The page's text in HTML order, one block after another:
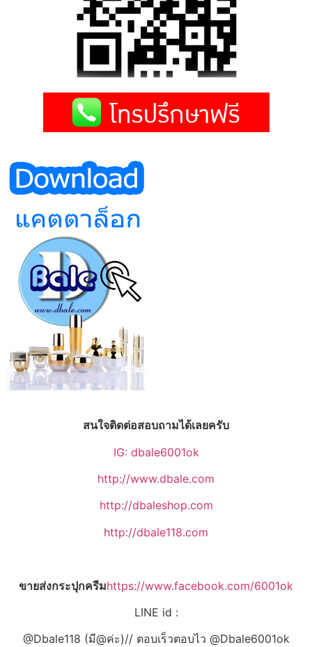
สนใจติดต่อสอบถามได้เลยครับ
IG: dbale6001ok
http://www.dbale.com
http://dbaleshop.com
http://dbale118.com
ขายส่งกระปุกครีมhttps://www.facebook.com/6001ok
LINE id :
@Dbale118 (มี@ค่ะ)// ตอบเร็วตอบไว @Dbale6001ok